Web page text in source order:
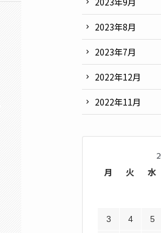
2023年8月
2023年7月
2022年12月
2022年11月
月 火 水
3 4 5